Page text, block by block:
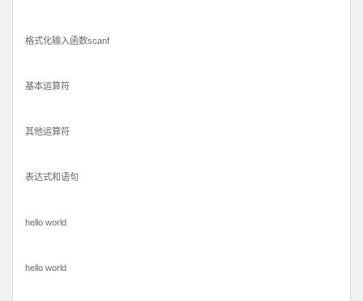
格式化输入函数scanf
基本运算符
其他运算符
表达式和语句
hello world
hello world